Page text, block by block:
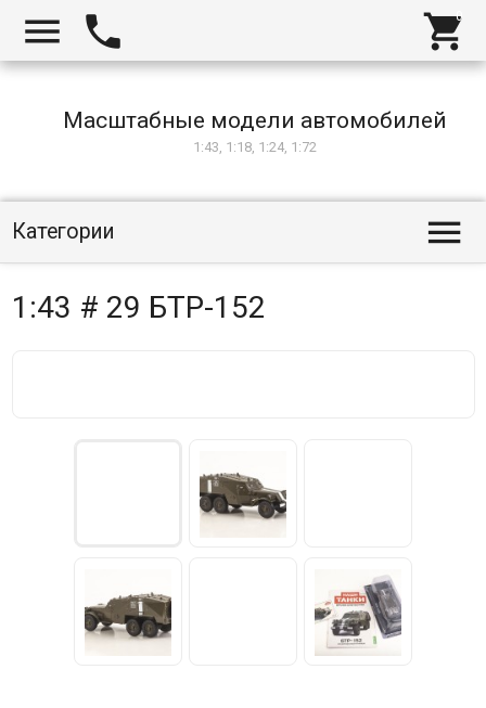
  
Масштабные модели автомобилей
1:43, 1:18, 1:24, 1:72
Категории 
1:43 # 29 БТР-152